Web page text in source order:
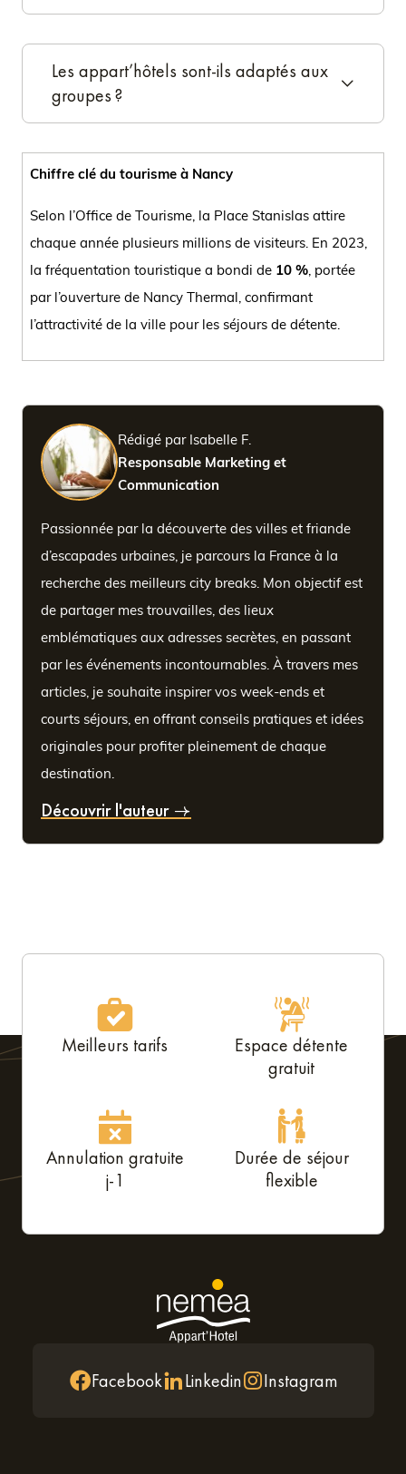
Les appart’hôtels sont-ils adaptés aux
groupes ?
Chiffre clé du tourisme à Nancy
Selon l’Office de Tourisme, la Place Stanislas attire
chaque année plusieurs millions de visiteurs. En 2023,
la fréquentation touristique a bondi de 10 %, portée
par l’ouverture de Nancy Thermal, confirmant
l’attractivité de la ville pour les séjours de détente.
Rédigé par Isabelle F.
Responsable Marketing et
Communication
Passionnée par la découverte des villes et friande
d’escapades urbaines, je parcours la France à la
recherche des meilleurs city breaks. Mon objectif est
de partager mes trouvailles, des lieux
emblématiques aux adresses secrètes, en passant
par les événements incontournables. À travers mes
articles, je souhaite inspirer vos week-ends et
courts séjours, en offrant conseils pratiques et idées
originales pour profiter pleinement de chaque
destination.
Découvrir l'auteur
Meilleurs tarifs
Espace détente
gratuit
Annulation gratuite
j-1
Durée de séjour
flexible
Facebook Linkedin Instagram